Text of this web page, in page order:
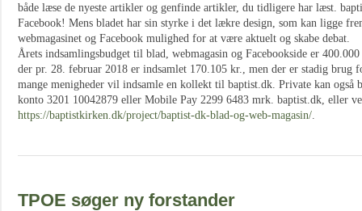
både læse de nyeste artikler og genfinde artikler, du tidligere har læst.
Facebook! Mens bladet har sin styrke i det lækre design, som kan ligge
webmagasinet og Facebook mulighed for at være aktuelt og skabe debat.
Årets indsamlingsbudget til blad, webmagasin og Facebookside er
der pr. 28. februar 2018 er indsamlet 170.105 kr., men der er stadig brug
mange menigheder vil indsamle en kollekt til baptist.dk. Private kan også
konto 3201 10042879 eller Mobile Pay 2299 6483 mrk. baptist.dk, eller
https://baptistkirken.dk/project/baptist-dk-blad-og-web-magasin/.
TPOE søger ny forstander